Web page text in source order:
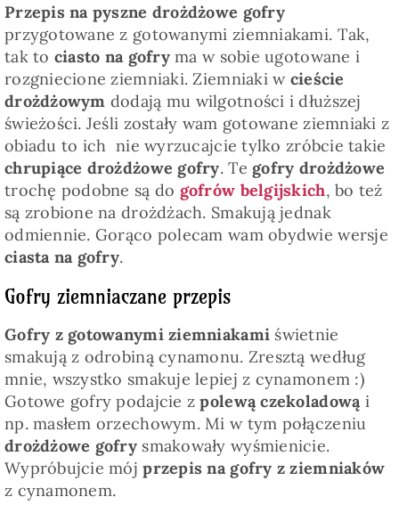
Przepis na pyszne drożdżowe gofry
przygotowane z gotowanymi ziemniakami. Tak,
tak to ciasto na gofryma w sobie ugotowane i
rozgniecione ziemniaki. Ziemniaki wcieście
drożdżowym dodają mu wilgotności i dłuższej
świeżości. Jeśli zostały wam gotowane ziemniaki z
obiadu to ich nie wyrzucajcie tylko zróbcie takie
chrupiące drożdżowe gofry. Te gofry drożdżowe
trochę podobne są do gofrów belgijskich, bo też
są zrobione na drożdżach. Smakują jednak
odmiennie. Gorąco polecam wam obydwie wersje
ciasta na gofry.
Gofry ziemniaczane przepis
Gofry z gotowanymi ziemniakami świetnie
smakują z odrobiną cynamonu. Zresztą według
mnie, wszystko smakuje lepiej z cynamonem :)
Gotowe gofry podajcie z polewą czekoladowąi
np. masłem orzechowym. Mi w tym połączeniu
drożdżowe gofry smakowały wyśmienicie.
Wypróbujcie mójprzepis na gofry z ziemniaków
z cynamonem.